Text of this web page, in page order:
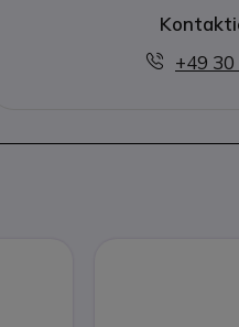
+49